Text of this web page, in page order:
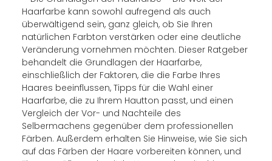
Haarfarbe kann sowohl aufregend als auch
überwältigend sein, ganz gleich, ob Sie Ihren
natürlichen Farbton verstärken oder eine deutliche
Veränderung vornehmen möchten. Dieser Ratgeber
behandelt die Grundlagen der Haarfarbe,
einschließlich der Faktoren, die die Farbe Ihres
Haares beeinflussen, Tipps für die Wahl einer
Haarfarbe, die zu Ihrem Hautton passt, und einen
Vergleich der Vor- und Nachteile des
Selbermachens gegenüber dem professionellen
Färben. Außerdem erhalten Sie Hinweise, wie Sie sich
auf das Färben der Haare vorbereiten können, und